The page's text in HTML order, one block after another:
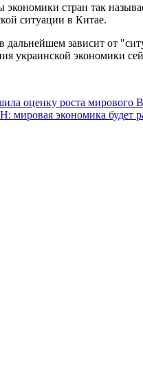
экономики стран так
ситуации в Китае.
зависит от
украинской экономики
оценку роста мирового
мировая экономика будет